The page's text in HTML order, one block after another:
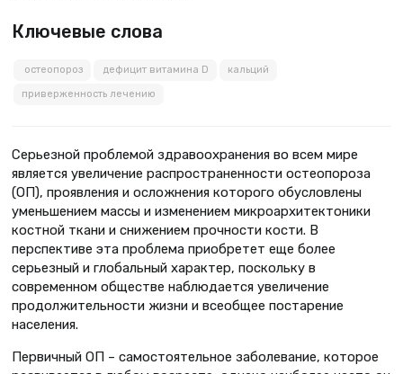
Ключевые слова
остеопороз дефицит витамина D кальций
приверженность лечению
Серьезной проблемой здравоохранения во всем мире
является увеличение распространенности остеопороза
(ОП), проявления и осложнения которого обусловлены
уменьшением массы и изменением микроархитектоники
костной ткани и снижением прочности кости. В
перспективе эта проблема приобретет еще более
серьезный и глобальный характер, поскольку в
современном обществе наблюдается увеличение
продолжительности жизни и всеобщее постарение
населения.
Первичный ОП – самостоятельное заболевание, которое